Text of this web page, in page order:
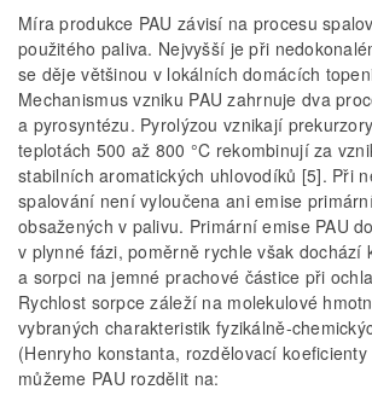
Míra produkce PAU závisí na procesu
použitého paliva. Nejvyšší je při
se děje většinou v lokálních domácích
Mechanismus vzniku PAU zahrnuje dva
a pyrosyntézu. Pyrolýzou vznikají
teplotách 500 až 800 °C rekombinují za
stabilních aromatických uhlovodíků [5]. Při
spalování není vyloučena ani emise
obsažených v palivu. Primární emise PAU
v plynné fázi, poměrně rychle však dochází
a sorpci na jemné prachové částice při
Rychlost sorpce záleží na molekulové
vybraných charakteristik fyzikálně-
(Henryho konstanta, rozdělovací koeficienty
můžeme PAU rozdělit na: